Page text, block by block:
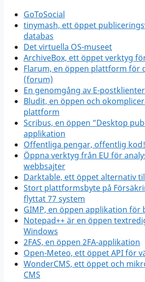
GoToSocial
tinymash, ett öppet
databas
Det virtuella OS-museet
ArchiveBox, ett öppet verktyg
Flarum, en öppen plattform för
(forum)
En genomgång av E-
Bludit, en öppen och
plattform
Scribus, en öppen ”Desktop
applikation
Offentliga pengar, offentlig kod!
Öppna verktyg från EU för
webbsajter
Darktable, ett öppet alternativ
Stort plattformsbyte på
flyttat 77 system
GIMP, en öppen applikation för
Notepad++ är en öppen
Windows
2FAS, en öppen 2FA-applikation
Open-Meteo, ett öppet API för
WonderCMS, ett öppet och
CMS